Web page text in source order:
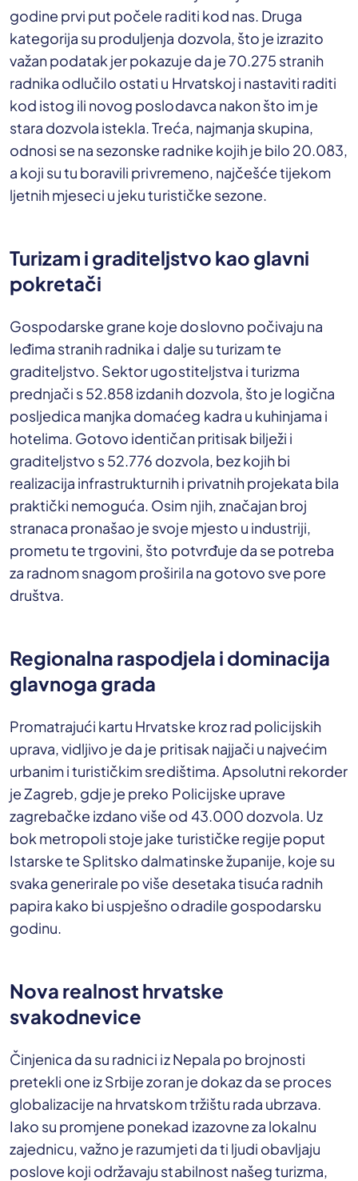
godine prvi put počele raditi kod nas. Druga
kategorija su produljenja dozvola, što je izrazito
važan podatak jer pokazuje da je 70.275 stranih
radnika odlučilo ostati u Hrvatskoj i nastaviti raditi
kod istog ili novog poslodavca nakon što im je
stara dozvola istekla. Treća, najmanja skupina,
odnosi se na sezonske radnike kojih je bilo 20.083,
a koji su tu boravili privremeno, najčešće tijekom
ljetnih mjeseci u jeku turističke sezone.
Turizam i graditeljstvo kao glavni
pokretači
Gospodarske grane koje doslovno počivaju na
leđima stranih radnika i dalje su turizam te
graditeljstvo. Sektor ugostiteljstva i turizma
prednjači s 52.858 izdanih dozvola, što je logična
posljedica manjka domaćeg kadra u kuhinjama i
hotelima. Gotovo identičan pritisak bilježi i
graditeljstvo s 52.776 dozvola, bez kojih bi
realizacija infrastrukturnih i privatnih projekata bila
praktički nemoguća. Osim njih, značajan broj
stranaca pronašao je svoje mjesto u industriji,
prometu te trgovini, što potvrđuje da se potreba
za radnom snagom proširila na gotovo sve pore
društva.
Regionalna raspodjela i dominacija
glavnoga grada
Promatrajući kartu Hrvatske kroz rad policijskih
uprava, vidljivo je da je pritisak najjači u najvećim
urbanim i turističkim središtima. Apsolutni rekorder
je Zagreb, gdje je preko Policijske uprave
zagrebačke izdano više od 43.000 dozvola. Uz
bok metropoli stoje jake turističke regije poput
Istarske te Splitsko dalmatinske županije, koje su
svaka generirale po više desetaka tisuća radnih
papira kako bi uspješno odradile gospodarsku
godinu.
Nova realnost hrvatske
svakodnevice
Činjenica da su radnici iz Nepala po brojnosti
pretekli one iz Srbije zoran je dokaz da se proces
globalizacije na hrvatskom tržištu rada ubrzava.
Iako su promjene ponekad izazovne za lokalnu
zajednicu, važno je razumjeti da ti ljudi obavljaju
poslove koji održavaju stabilnost našeg turizma,